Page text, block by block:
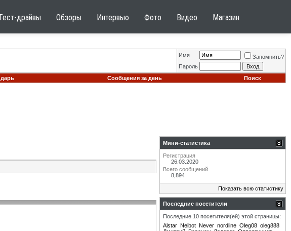
драйвы Обзоры Интервью Фото Видео Магазин
Имя
Запомнить?
Пароль
Сообщения за день Поиск
Мини-статистика
Регистрация
26.03.2020
Всего сообщений
8,894
Показать всю статистику
Последние посетители
Последние 10 посетителя(ей) этой страницы:
Alstar Neibot Never nordline Oleg08 oleg888